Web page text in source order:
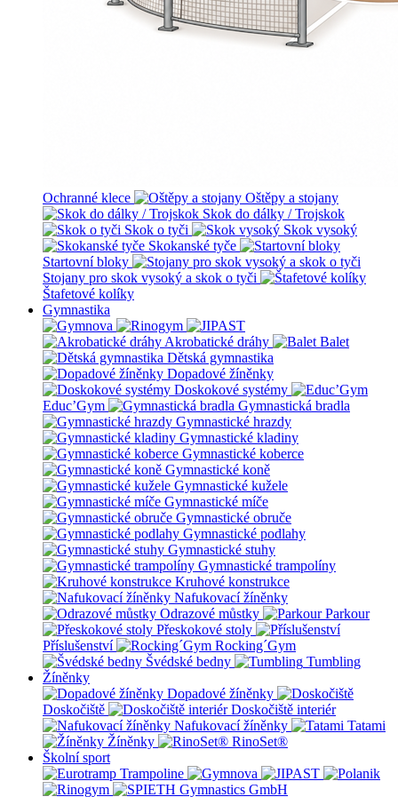
Ochranné klece
Oštěpy a stojany
Skok do dálky / Trojskok
Skok o tyči
Skok vysoký
Skokanské tyče
Startovní bloky
Stojany pro skok vysoký a skok o tyči
Štafetové kolíky
Gymnastika
Akrobatické dráhy
Balet
Dětská gymnastika
Dopadové žíněnky
Doskokové systémy
Educ’Gym
Gymnastická bradla
Gymnastické hrazdy
Gymnastické kladiny
Gymnastické koberce
Gymnastické koně
Gymnastické kužele
Gymnastické míče
Gymnastické obruče
Gymnastické podlahy
Gymnastické stuhy
Gymnastické trampolíny
Kruhové konstrukce
Nafukovací žíněnky
Odrazové můstky
Parkour
Přeskokové stoly
Příslušenství
Rocking´Gym
Švédské bedny
Tumbling
Žíněnky
Dopadové žíněnky
Doskočiště
Doskočiště interiér
Nafukovací žíněnky
Tatami
Žíněnky
RinoSet®
Školní sport